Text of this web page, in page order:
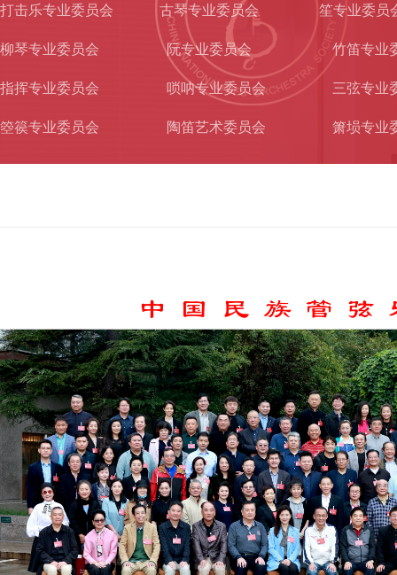
打击乐专业委员会 古琴专业委员会 笙专业委员
柳琴专业委员会 阮专业委员会 竹笛专业
指挥专业委员会 唢呐专业委员会 三弦专业
箜篌专业委员会 陶笛艺术委员会 箫埙专业